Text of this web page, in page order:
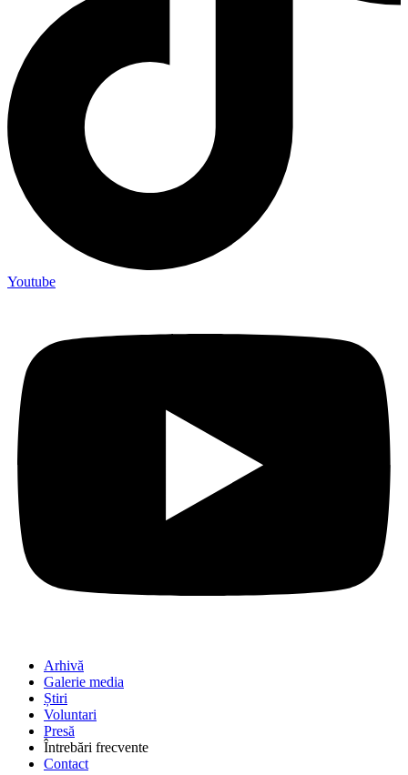
Youtube
Arhivă
Galerie media
Știri
Voluntari
Presă
Întrebări frecvente
Contact